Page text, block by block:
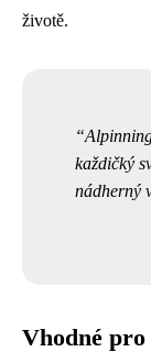
životě.
každičký
nádherný
Vhodné